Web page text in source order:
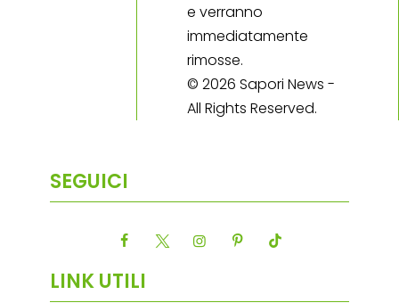
e verranno
immediatamente
rimosse.
© 2026 Sapori News -
All Rights Reserved.
SEGUICI
LINK UTILI